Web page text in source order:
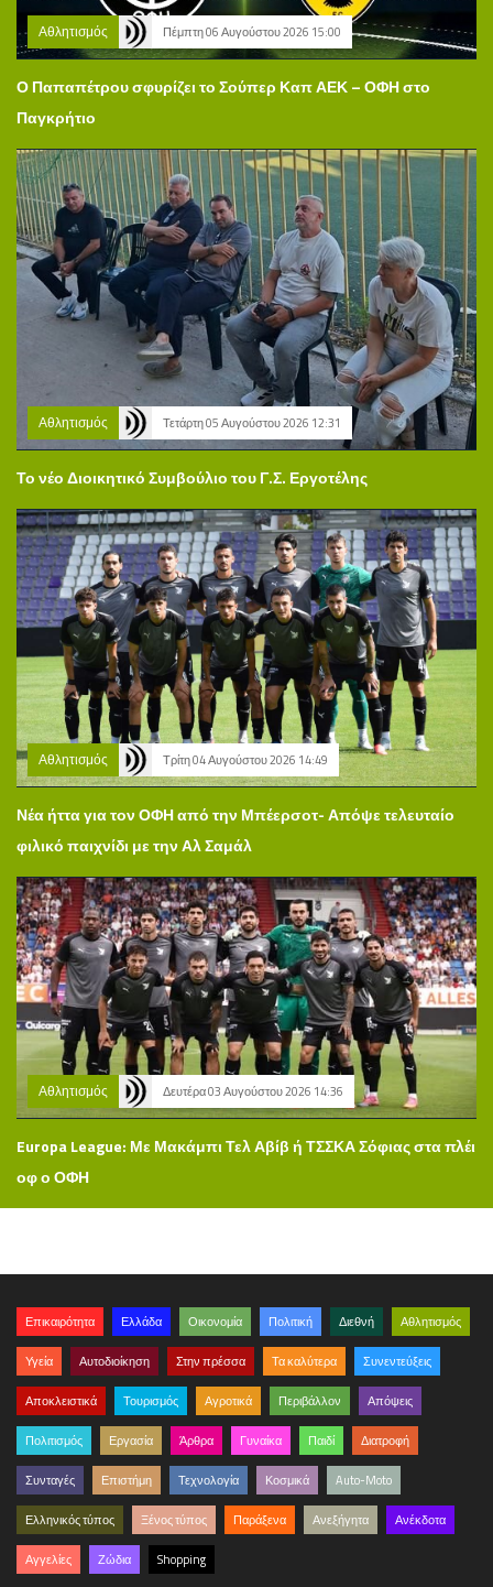
Αθλητισμός Πέμπτη 06 Αυγούστου 2026 15:00
Ο Παπαπέτρου σφυρίζει το Σούπερ Καπ ΑΕΚ – ΟΦΗ στο
Παγκρήτιο
Αθλητισμός Τετάρτη 05 Αυγούστου 2026 12:31
Το νέο Διοικητικό Συμβούλιο του Γ.Σ. Εργοτέλης
Αθλητισμός Τρίτη 04 Αυγούστου 2026 14:49
Νέα ήττα για τον ΟΦΗ από την Μπέερσοτ- Απόψε τελευταίο
φιλικό παιχνίδι με την Αλ Σαμάλ
Αθλητισμός Δευτέρα 03 Αυγούστου 2026 14:36
Europa League: Με Μακάμπι Τελ Αβίβ ή ΤΣΣΚΑ Σόφιας στα πλέι
οφ ο ΟΦΗ
Επικαιρότητα Ελλάδα Οικονομία Πολιτική Διεθνή Αθλητισμός
Υγεία Αυτοδιοίκηση Στην πρέσσα Τα καλύτερα Συνεντεύξεις
Αποκλειστικά Τουρισμός Αγροτικά Περιβάλλον Απόψεις
Πολιτισμός Εργασία Άρθρα Γυναίκα Παιδί Διατροφή
Συνταγές Επιστήμη Τεχνολογία Κοσμικά Auto-Moto
Ελληνικός τύπος Ξένος τύπος Παράξενα Ανεξήγητα Ανέκδοτα
Αγγελίες Ζώδια Shopping